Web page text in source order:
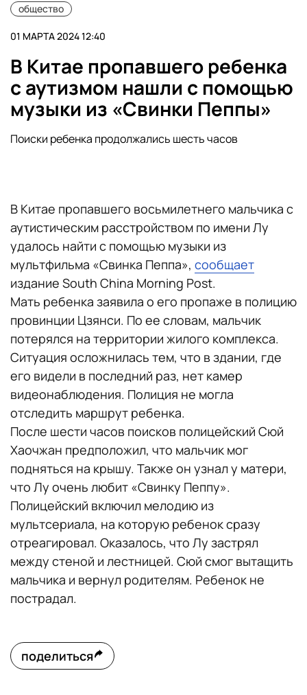
общество
01 МАРТА 2024 12:40
В Китае пропавшего ребенка
с аутизмом нашли с помощью
музыки из «Свинки Пеппы»
Поиски ребенка продолжались шесть часов
В Китае пропавшего восьмилетнего мальчика с
аутистическим расстройством по имени Лу
удалось найти с помощью музыки из
мультфильма «Свинка Пеппа», сообщает
издание South China Morning Post.
Мать ребенка заявила о его пропаже в полицию
провинции Цзянси. По ее словам, мальчик
потерялся на территории жилого комплекса.
Ситуация осложнилась тем, что в здании, где
его видели в последний раз, нет камер
видеонаблюдения. Полиция не могла
отследить маршрут ребенка.
После шести часов поисков полицейский Сюй
Хаочжан предположил, что мальчик мог
подняться на крышу. Также он узнал у матери,
что Лу очень любит «Свинку Пеппу».
Полицейский включил мелодию из
мультсериала, на которую ребенок сразу
отреагировал. Оказалось, что Лу застрял
между стеной и лестницей. Сюй смог вытащить
мальчика и вернул родителям. Ребенок не
пострадал.
поделиться